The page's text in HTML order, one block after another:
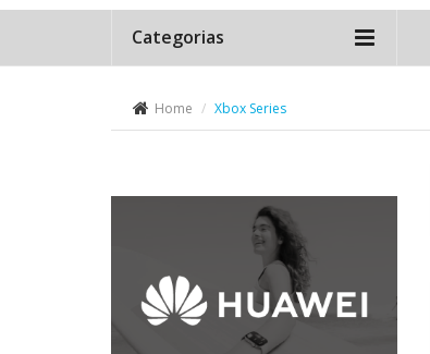
Categorias
Home Xbox Series